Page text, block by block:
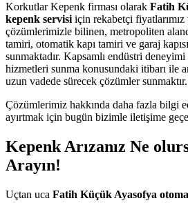
Korkutlar Kepenk firması olarak Fatih
kepenk servisi için rekabetçi
çözümlerimizle bilinen, metropoliten
tamiri, otomatik kapı tamiri ve garaj
sunmaktadır. Kapsamlı endüstri
hizmetleri sunma konusundaki itibarı ile
uzun vadede sürecek çözümler sunmaktır.
Çözümlerimiz hakkında daha fazla bilgi
ayırtmak için bugün bizimle iletişime
Kepenk Arızanız Ne
Arayın!
Uçtan uca Fatih Küçük Ayasofya